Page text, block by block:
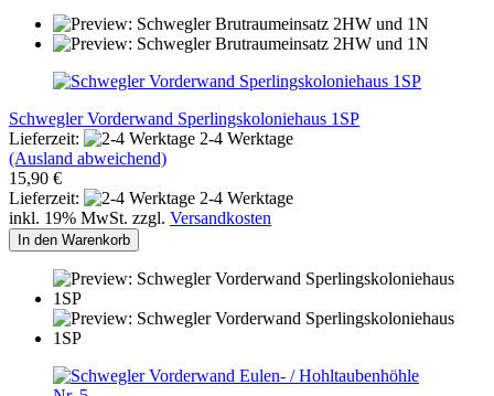
Schwegler Vorderwand Sperlingskoloniehaus 1SP
Lieferzeit:
2-4 Werktage
(Ausland abweichend)
15,90 €
Lieferzeit:
2-4 Werktage
inkl. 19% MwSt. zzgl. Versandkosten
In den Warenkorb